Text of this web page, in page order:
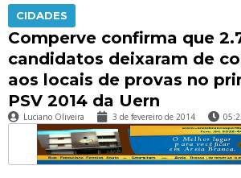
CIDADES
Comperve confirma que
candidatos deixaram de
aos locais de provas no
PSV 2014 da Uern
Luciano Oliveira 3 de fevereiro de 2014